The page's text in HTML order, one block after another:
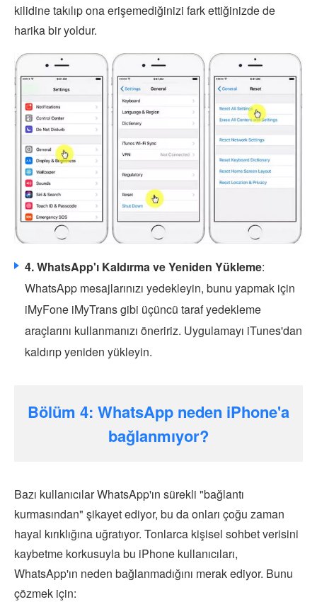
kilidine takılıp ona erişemediğinizi fark ettiğinizde de
harika bir yoldur.
4. WhatsApp'ı Kaldırma ve Yeniden Yükleme:
WhatsApp mesajlarınızı yedekleyin, bunu yapmak için
iMyFone iMyTrans gibi üçüncü taraf yedekleme
araçlarını kullanmanızı öneririz. Uygulamayı iTunes'dan
kaldırıp yeniden yükleyin.
Bölüm 4: WhatsApp neden iPhone'a
bağlanmıyor?
Bazı kullanıcılar WhatsApp'ın sürekli "bağlantı
kurmasından" şikayet ediyor, bu da onları çoğu zaman
hayal kırıklığına uğratıyor. Tonlarca kişisel sohbet verisini
kaybetme korkusuyla bu iPhone kullanıcıları,
WhatsApp'ın neden bağlanmadığını merak ediyor. Bunu
çözmek için: